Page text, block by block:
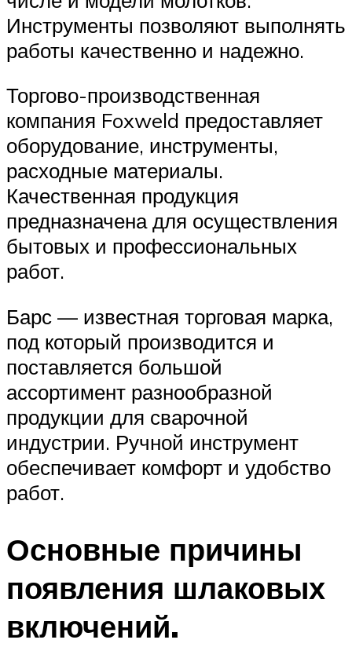
Инструменты позволяют выполнять
работы качественно и надежно.
Торгово-производственная
компания Foxweld предоставляет
оборудование, инструменты,
расходные материалы.
Качественная продукция
предназначена для осуществления
бытовых и профессиональных
работ.
Барс — известная торговая марка,
под который производится и
поставляется большой
ассортимент разнообразной
продукции для сварочной
индустрии. Ручной инструмент
обеспечивает комфорт и удобство
работ.
Основные причины
появления шлаковых
включений.